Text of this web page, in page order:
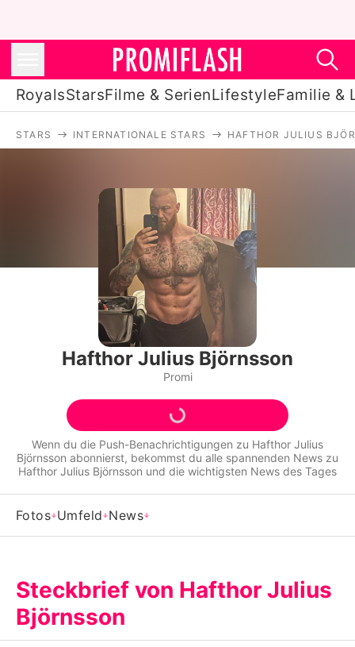
RoyalsStarsFilme & SerienLifestyleFamilie &
Filme & Serien
Lifestyle
Familie & Liebe
Promiflash Exklusiv
Alle Themen auf Promiflash
Jobs
App runterladen
Team
Impressum
Nutzungsbedingungen
Utiq verwalten
STARS INTERNATIONALE STARS HAFTHOR JULIUS
Hafthor Julius Björnsson
Promi
Wenn du die Push-Benachrichtigungen zu Hafthor Julius
Björnsson abonnierst, bekommst du alle spannenden News zu
Hafthor Julius Björnsson und die wichtigsten News des Tages
Fotos Umfeld News
Steckbrief von Hafthor Julius
Björnsson